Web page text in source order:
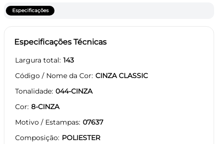
Especificações
Especificações Técnicas
Largura total 143
Código / Nome da Cor CINZA CLASSIC
Tonalidade 044-CINZA
Cor 8-CINZA
Motivo / Estampas 07637
Composição POLIESTER